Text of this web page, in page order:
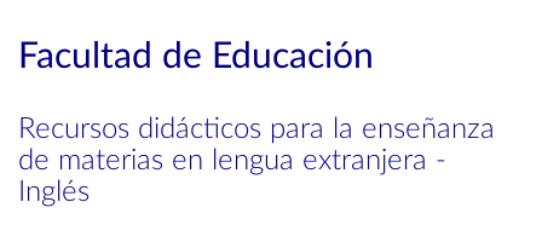
Facultad de Educación
Recursos didácticos para la enseñanza
de materias en lengua extranjera -
Inglés